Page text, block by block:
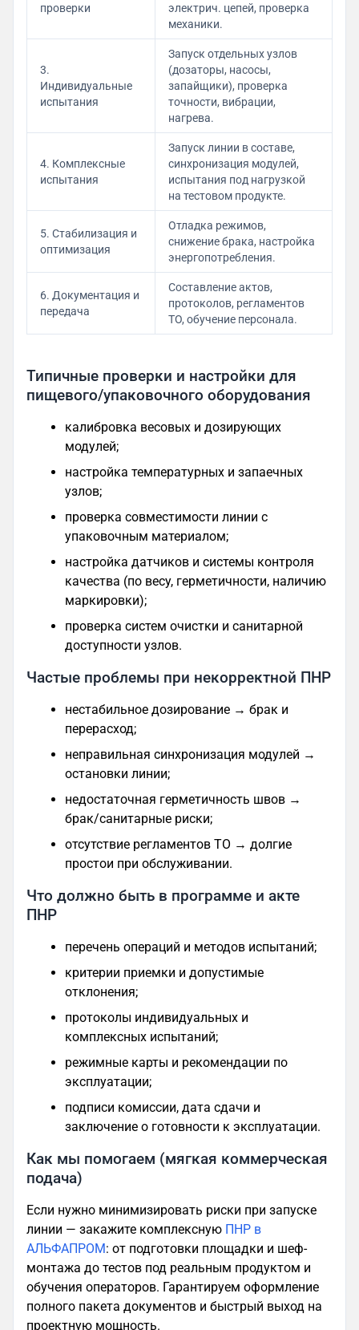
проверки
электрич. цепей, проверка
механики.
3.
Индивидуальные
испытания
Запуск отдельных узлов
(дозаторы, насосы,
запайщики), проверка
точности, вибрации,
нагрева.
4. Комплексные
испытания
Запуск линии в составе,
синхронизация модулей,
испытания под нагрузкой
на тестовом продукте.
5. Стабилизация и
оптимизация
Отладка режимов,
снижение брака, настройка
энергопотребления.
6. Документация и
передача
Составление актов,
протоколов, регламентов
ТО, обучение персонала.
Типичные проверки и настройки для
пищевого/упаковочного оборудования
калибровка весовых и дозирующих
модулей;
настройка температурных и запаечных
узлов;
проверка совместимости линии с
упаковочным материалом;
настройка датчиков и системы контроля
качества (по весу, герметичности, наличию
маркировки);
проверка систем очистки и санитарной
доступности узлов.
Частые проблемы при некорректной ПНР
нестабильное дозирование → брак и
перерасход;
неправильная синхронизация модулей →
остановки линии;
недостаточная герметичность швов →
брак/санитарные риски;
отсутствие регламентов ТО → долгие
простои при обслуживании.
Что должно быть в программе и акте
ПНР
перечень операций и методов испытаний;
критерии приемки и допустимые
отклонения;
протоколы индивидуальных и
комплексных испытаний;
режимные карты и рекомендации по
эксплуатации;
подписи комиссии, дата сдачи и
заключение о готовности к эксплуатации.
Как мы помогаем (мягкая коммерческая
подача)
Если нужно минимизировать риски при запуске
линии — закажите комплексную ПНР в
АЛЬФАПРОМ: от подготовки площадки и шеф-
монтажа до тестов под реальным продуктом и
обучения операторов. Гарантируем оформление
полного пакета документов и быстрый выход на
проектную мощность.